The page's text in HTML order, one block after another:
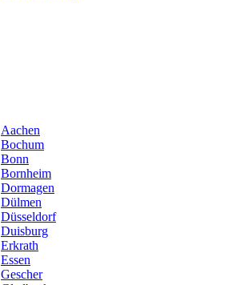
Aachen
Bochum
Bonn
Bornheim
Dormagen
Dülmen
Düsseldorf
Duisburg
Erkrath
Essen
Gescher